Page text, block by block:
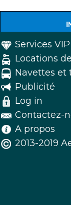
Services VIP
Locations
Navettes et
Publicité
Log in
Contactez-
A propos
2013-2019